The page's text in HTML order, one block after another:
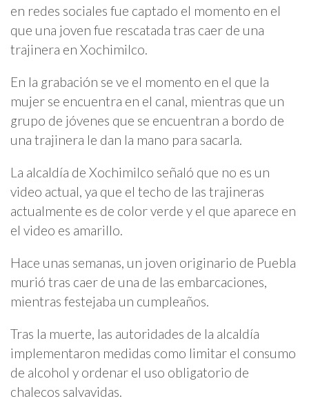
en redes sociales fue captado el momento en el
que una joven fue rescatada tras caer de una
trajinera en Xochimilco.
En la grabación se ve el momento en el que la
mujer se encuentra en el canal, mientras que un
grupo de jóvenes que se encuentran a bordo de
una trajinera le dan la mano para sacarla.
La alcaldía de Xochimilco señaló que no es un
video actual, ya que el techo de las trajineras
actualmente es de color verde y el que aparece en
el video es amarillo.
Hace unas semanas, un joven originario de Puebla
murió tras caer de una de las embarcaciones,
mientras festejaba un cumpleaños.
Tras la muerte, las autoridades de la alcaldía
implementaron medidas como limitar el consumo
de alcohol y ordenar el uso obligatorio de
chalecos salvavidas.